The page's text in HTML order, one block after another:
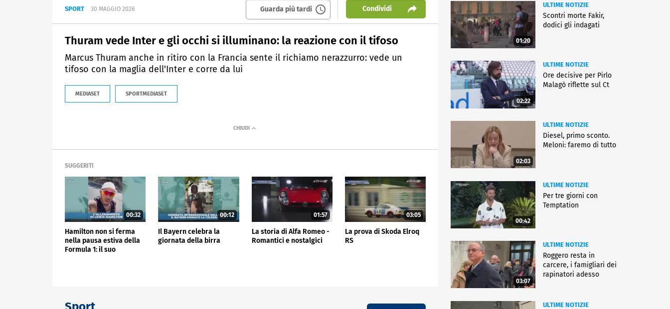
SPORT 30 MAGGIO 2026 Guarda più tardi Condividi
Thuram vede Inter e gli occhi si illuminano: la reazione con il tifoso
Marcus Thuram anche in ritiro con la Francia sente il richiamo nerazzurro: vede un
tifoso con la maglia dell'Inter e corre da lui
MEDIASET SPORTMEDIASET
SUGGERITI
00:32
Hamilton non si ferma
nella pausa estiva della
Formula 1: il suo
00:12
Il Bayern celebra la
giornata della birra
01:57
La storia di Alfa Romeo -
Romantici e nostalgici
03:05
La prova di Skoda Elroq
RS
01:20
ULTIME NOTIZIE
Scontri morte Fakir,
dodici gli indagati
02:22
ULTIME NOTIZIE
Ore decisive per Pirlo
Malagò riflette sul Ct
02:03
ULTIME NOTIZIE
Diesel, primo sconto.
Meloni: faremo di tutto
00:42
ULTIME NOTIZIE
Per tre giorni con
Temptation
03:07
ULTIME NOTIZIE
Roggero resta in
carcere, i famigliari dei
rapinatori adesso
ULTIME NOTIZIE